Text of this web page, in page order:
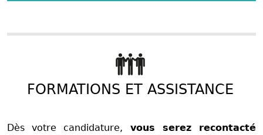
FORMATIONS ET ASSISTANCE
Dès votre candidature, vous serez recontacté